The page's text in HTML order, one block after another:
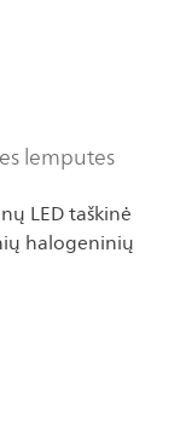
lemputes
LED taškinė
halogeninių